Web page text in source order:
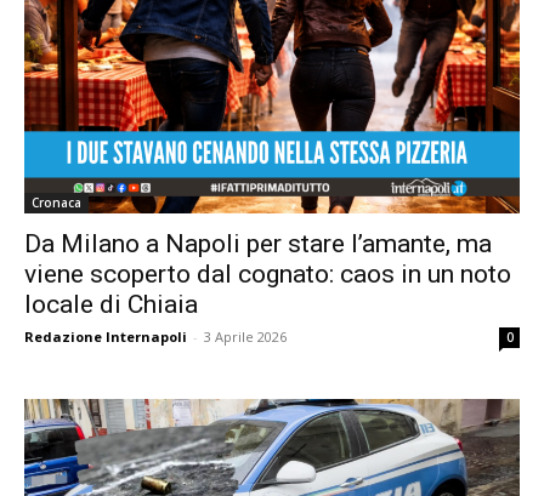
Cronaca
Da Milano a Napoli per stare l’amante, ma
viene scoperto dal cognato: caos in un noto
locale di Chiaia
Redazione Internapoli - 3 Aprile 2026 0